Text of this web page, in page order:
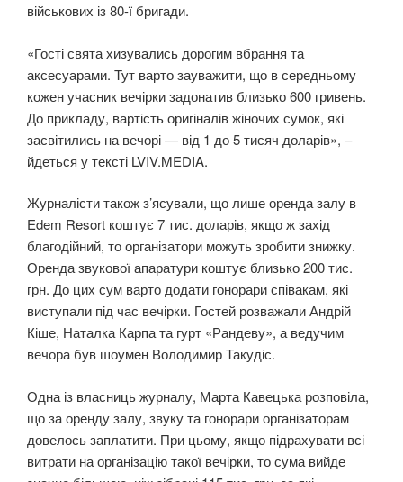
військових із 80-ї бригади.
«Гості свята хизувались дорогим вбрання та
аксесуарами. Тут варто зауважити, що в середньому
кожен учасник вечірки задонатив близько 600 гривень.
До прикладу, вартість оригіналів жіночих сумок, які
засвітились на вечорі — від 1 до 5 тисяч доларів», –
йдеться у тексті LVIV.MEDIA.
Журналісти також з’ясували, що лише оренда залу в
Edem Resort коштує 7 тис. доларів, якщо ж захід
благодійний, то організатори можуть зробити знижку.
Оренда звукової апаратури коштує близько 200 тис.
грн. До цих сум варто додати гонорари співакам, які
виступали під час вечірки. Гостей розважали Андрій
Кіше, Наталка Карпа та гурт «Рандеву», а ведучим
вечора був шоумен Володимир Такудіс.
Одна із власниць журналу, Марта Кавецька розповіла,
що за оренду залу, звуку та гонорари організаторам
довелось заплатити. При цьому, якщо підрахувати всі
витрати на організацію такої вечірки, то сума вийде